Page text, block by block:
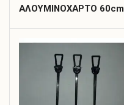
ΑΛΟΥΜΙΝΟΧΑΡΤΟ 60cm